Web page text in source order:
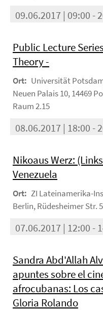
09.06.2017 | 09:00 -
Public Lecture
Theory -
Ort: Universität
Neuen Palais 10, 14469
Raum 2.15
08.06.2017 | 18:00 -
Nikoaus Werz:
Venezuela
Ort: ZI Lateinamerika-
Berlin, Rüdesheimer Str.
07.06.2017 | 12:00 -
Sandra Abd'Allah
apuntes sobre el
afrocubanas: Los
Gloria Rolando